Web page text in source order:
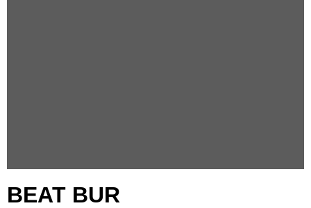
BEAT BUR